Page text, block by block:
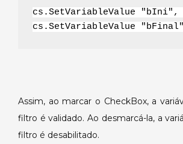
cs.SetVariableValue "bIni",
cs.SetVariableValue
Assim, ao marcar o CheckBox, a
filtro é validado. Ao desmarcá-la, a
filtro é desabilitado.